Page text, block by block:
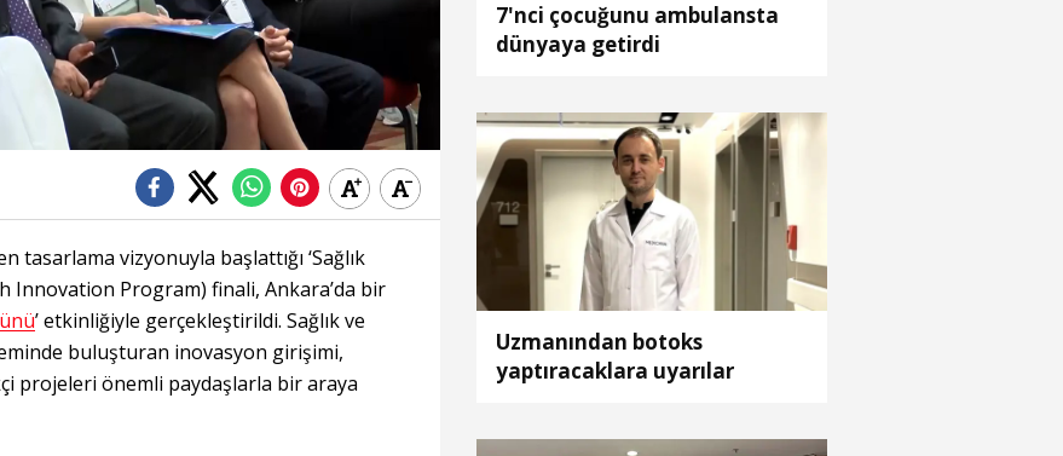
tasarlama vizyonuyla başlattığı ‘Sağlık
Innovation Program) finali, Ankara’da bir
’ etkinliğiyle gerçekleştirildi. Sağlık ve
buluşturan inovasyon girişimi,
projeleri önemli paydaşlarla bir araya
7'nci çocuğunu ambulansta
dünyaya getirdi
Uzmanından botoks
yaptıracaklara uyarılar